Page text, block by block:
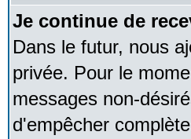
Je continue de
Dans le futur, nous
privée. Pour le
messages non-
d'empêcher